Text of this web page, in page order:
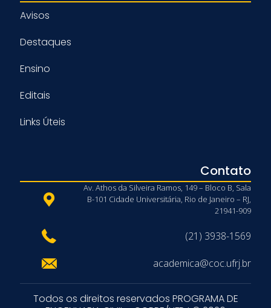
Avisos
Destaques
Ensino
Editais
Links Úteis
Contato
Av. Athos da Silveira Ramos, 149 – Bloco B, Sala
B-101 Cidade Universitária, Rio de Janeiro – RJ,
21941-909
(21) 3938-1569
academica@coc.ufrj.br
Todos os direitos reservados PROGRAMA DE